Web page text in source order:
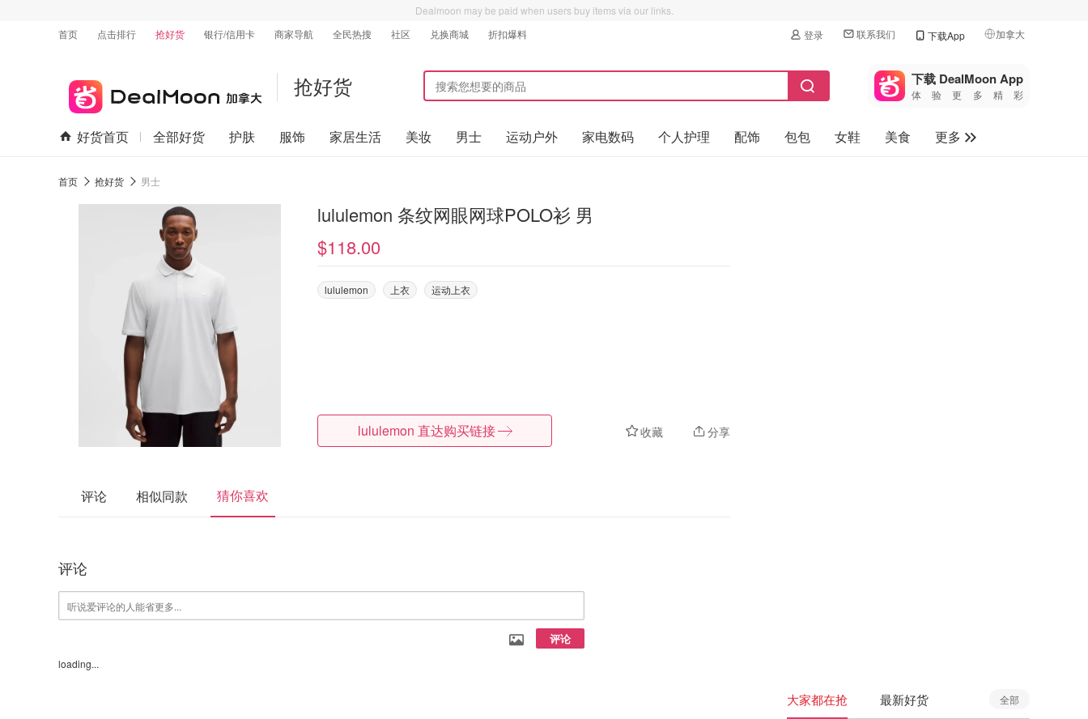
Dealmoon may be paid when users buy items via our links.
首页
点击排行 抢好货 银行/信用卡 商家导航 全民热搜 社区 兑换商城 折扣爆料 登录 联系我们 下载App 加拿大
🇺🇸
美国
🇨🇳中国
🇨🇦加拿大
抢好货 下载 DealMoon App
体验更多精彩
好货首页 全部好货 护肤 服饰 家居生活 美妆 男士 运动户外 家电数码 个人护理 配饰 包包 女鞋 美食
更多
首页 抢好货 男士
lululemon 条纹网眼网球POLO衫 男
$118.00
lululemon 上衣 运动上衣
收藏 分享
lululemon 直达购买链接
评论 相似同款 猜你喜欢
评论
评论
loading...
大家都在抢 最新好货 全部